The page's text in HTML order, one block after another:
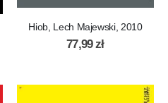
Hiob, Lech Majewski, 2010
77,99zł